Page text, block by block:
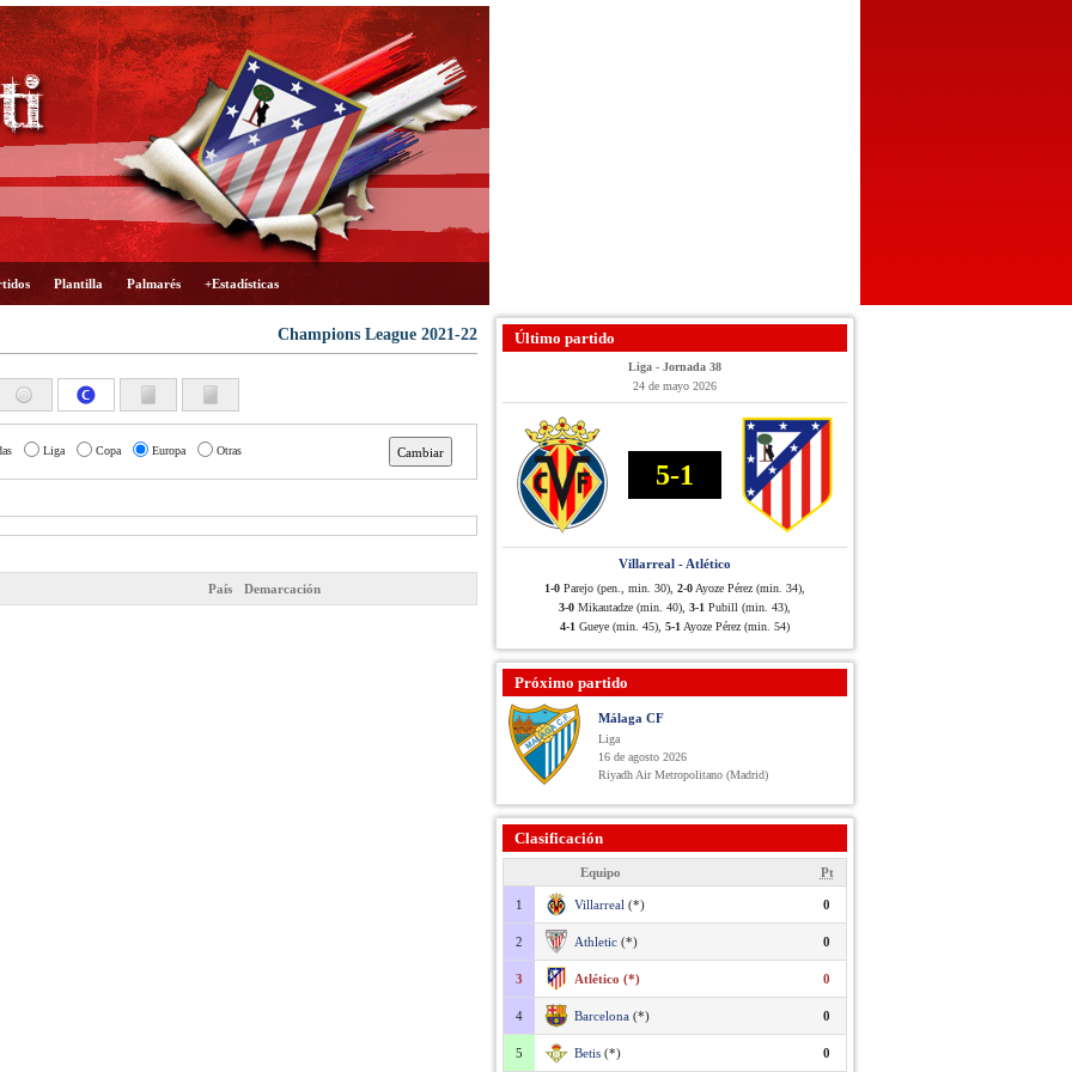
Plantilla Palmarés +Estadísticas
Champions League 2021-22
Liga Copa Europa Otras
País Demarcación
Último partido
Liga - Jornada 38
24 de mayo 2026
5-1
Villarreal - Atlético
1-0 Parejo (pen., min. 30), 2-0 Ayoze Pérez (min. 34),
3-0 Mikautadze (min. 40), 3-1 Pubill (min. 43),
4-1 Gueye (min. 45), 5-1 Ayoze Pérez (min. 54)
Próximo partido
Málaga CF
Liga
16 de agosto 2026
Riyadh Air Metropolitano (Madrid)
Clasificación
Equipo Pt
1 Villarreal (*) 0
2 Athletic (*) 0
3 Atlético (*) 0
4 Barcelona (*) 0
5 Betis (*) 0